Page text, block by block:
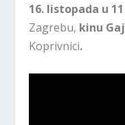
16. listopada u
Zagrebu, kinu Gaj
Koprivnici.